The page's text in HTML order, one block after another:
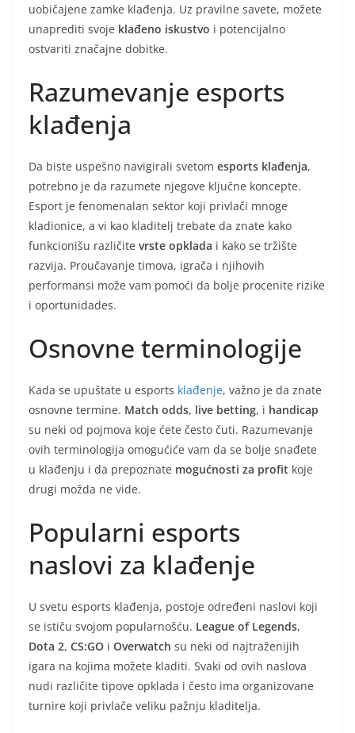
uobičajene zamke klađenja. Uz pravilne savete, možete
unaprediti svoje klađeno iskustvo i potencijalno
ostvariti značajne dobitke.
Razumevanje esports
klađenja
Da biste uspešno navigirali svetom esports klađenja,
potrebno je da razumete njegove ključne koncepte.
Esport je fenomenalan sektor koji privlači mnoge
kladionice, a vi kao kladitelj trebate da znate kako
funkcionišu različite vrste opklada i kako se tržište
razvija. Proučavanje timova, igrača i njihovih
performansi može vam pomoći da bolje procenite rizike
i oportunidades.
Osnovne terminologije
Kada se upuštate u esports klađenje, važno je da znate
osnovne termine. Match odds, live betting, i handicap
su neki od pojmova koje ćete često čuti. Razumevanje
ovih terminologija omogućiće vam da se bolje snađete
u klađenju i da prepoznate mogućnosti za profit koje
drugi možda ne vide.
Popularni esports
naslovi za klađenje
U svetu esports klađenja, postoje određeni naslovi koji
se ističu svojom popularnošću. League of Legends,
Dota 2, CS:GO i Overwatch su neki od najtraženijih
igara na kojima možete kladiti. Svaki od ovih naslova
nudi različite tipove opklada i često ima organizovane
turnire koji privlače veliku pažnju kladitelja.